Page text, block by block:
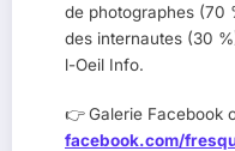
de photographes (70
des internautes (30
l-Oeil Info.
👉 Galerie Facebook
facebook.com/